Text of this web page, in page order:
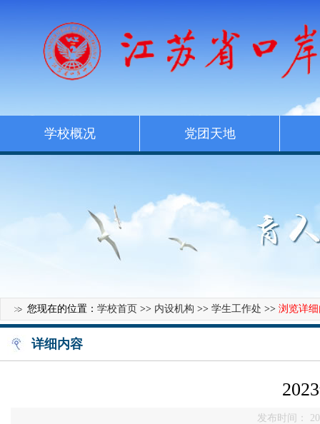
学校概况 党团天地
您现在的位置： 学校首页 >> 内设机构 >> 学生工作处 >> 浏览详
详细内容
发布时间：